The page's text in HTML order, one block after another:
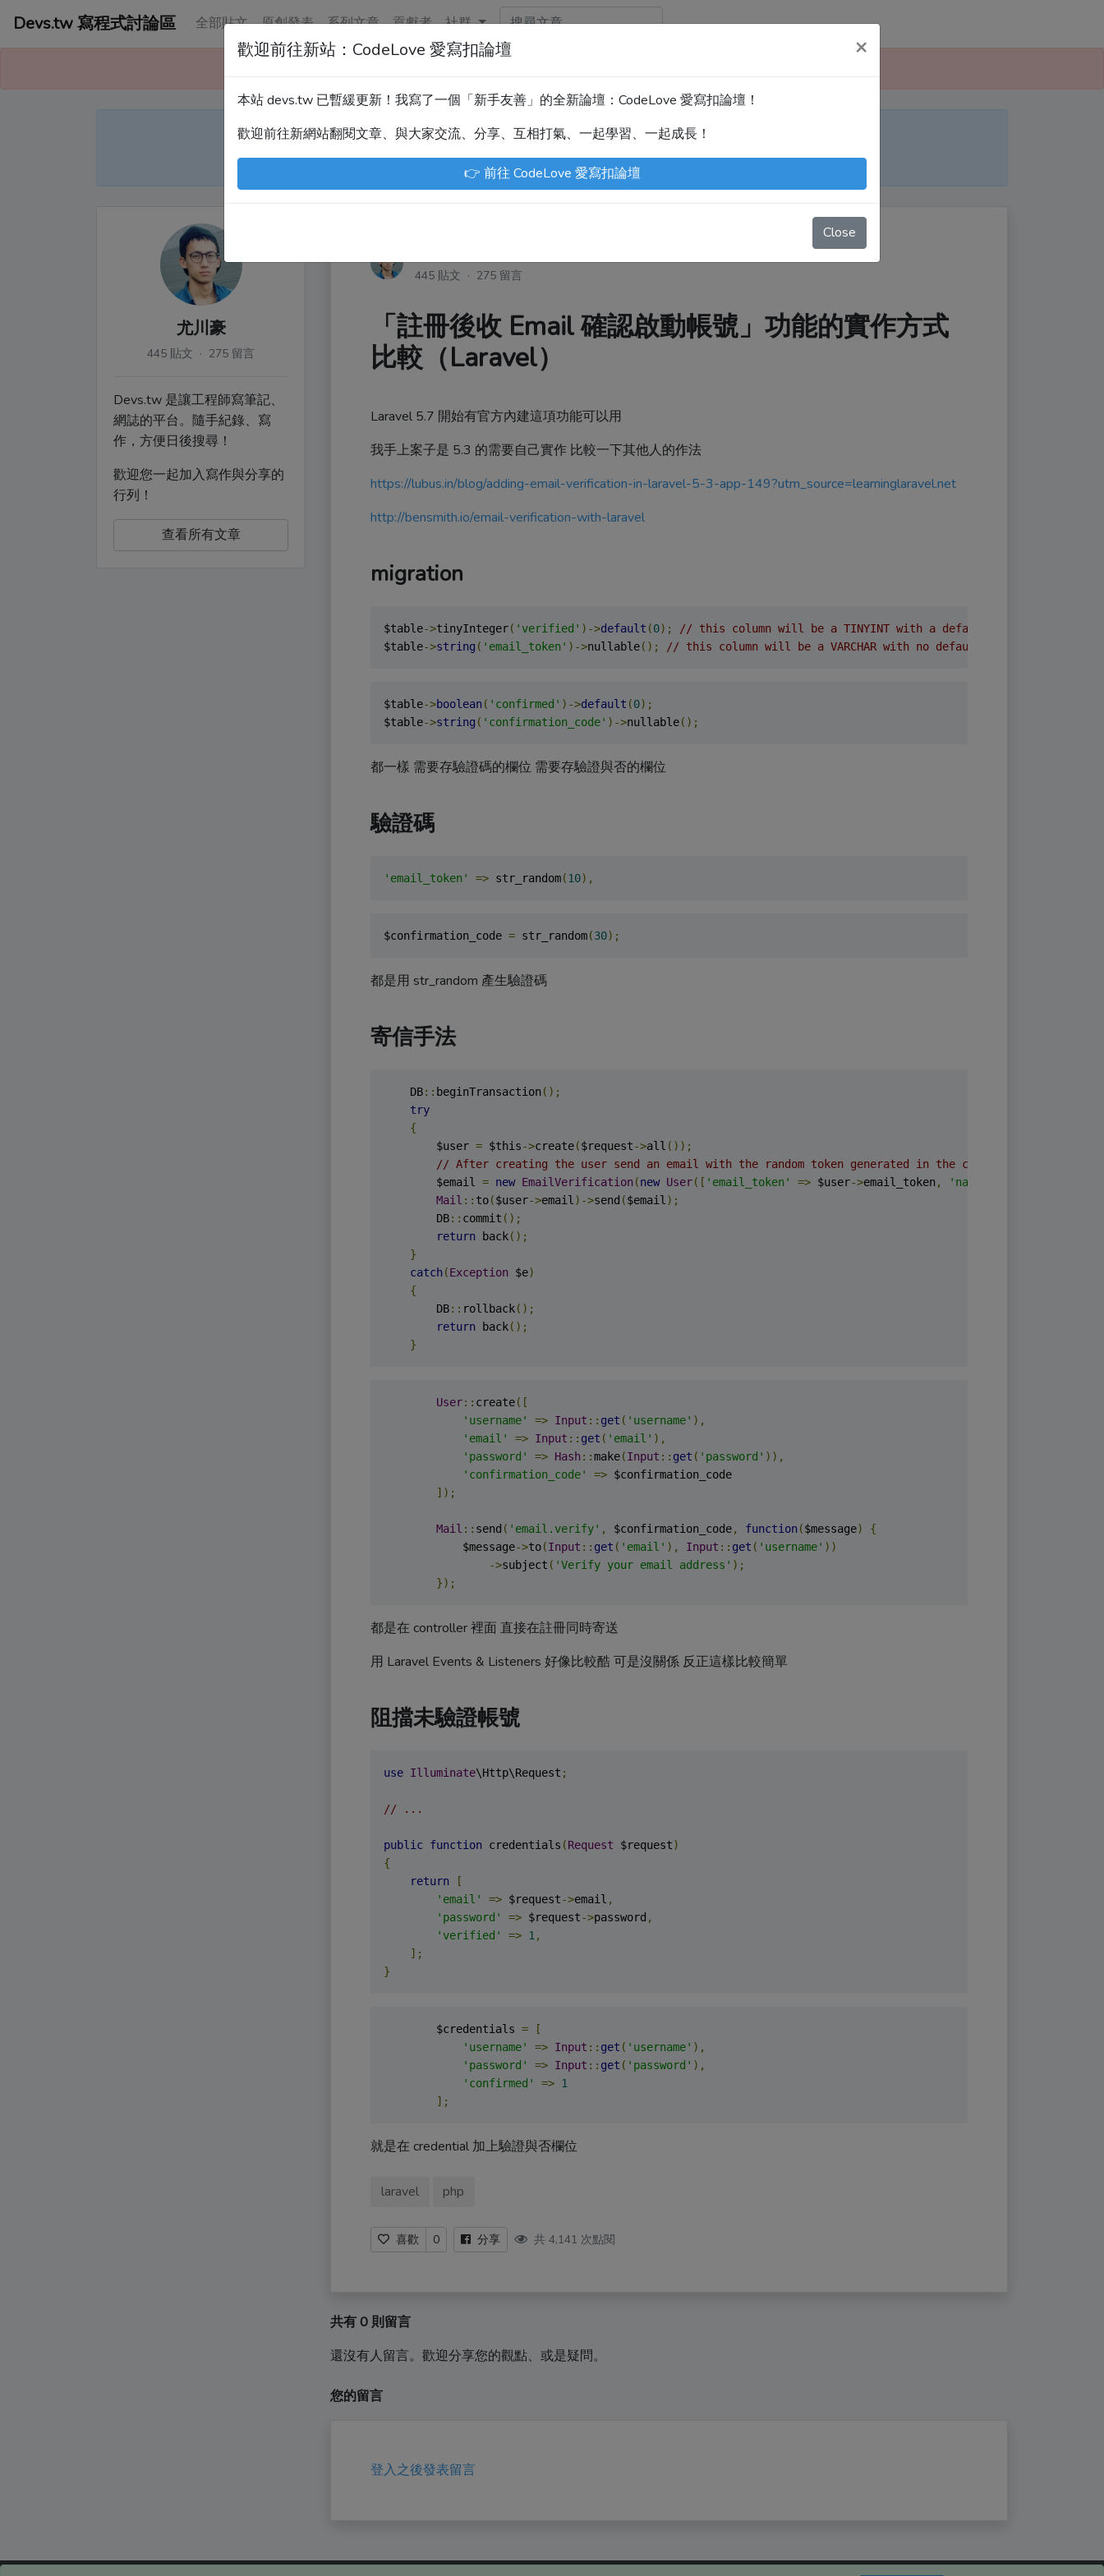
Devs.tw 寫程式討論區 全部貼文 原創發表 系列文章 貢獻者 社群
Devs.tw 是讓工程師寫筆記、網誌的平台。歡迎您隨手紀錄、寫作，方便日後搜尋！
尤川豪
Enoxs chenjenping Kevin Hou JuenTingShie
445 貼文 · 275 留言
「註冊後收 Email 確認啟動帳號」功能的實作方式
比較（Laravel）
Laravel 5.7 開始有官方內建這項功能可以用
我手上案子是 5.3 的需要自己實作 比較一下其他人的作法
https://lubus.in/blog/adding-email-verification-in-laravel-5-3-app-149?utm_source=learninglaravel.net
http://bensmith.io/email-verification-with-laravel
migration
$table->tinyInteger( 'verified' )->default (0);
// this column will be a TINYINT with a default value of 0 ,
$table->string ( 'email_token' )->nullable(); // this column will be a VARCHAR with no default value and will also
$table->boolean ( 'confirmed' )->default (0);
$table->string ( 'confirmation_code' )->nullable();
都一樣 需要存驗證碼的欄位 需要存驗證與否的欄位
驗證碼
'email_token' => str_random(10),
$confirmation_code = str_random(30);
都是用 str_random 產生驗證碼
寄信手法
    DB
:: beginTransaction ();
try
{
        $user
= $this->create($request->all ());
// After creating the user send an email with the random token generated in the create method above
        $email
= new EmailVerification (new User([ 'email_token' => $user->email_token , 'name'
Mail :: to($user->email )->send ($email );
        DB
:: commit ();
return back();
}
catch (Exception $e)
{
        DB
:: rollback();
return back();
}
User:: create([
'username'
=> Input :: get ( 'username' ),
'email'
=> Input :: get ( 'email' ),
'password'
=> Hash ::make(Input :: get ( 'password' )),
'confirmation_code'
=> $confirmation_code
]);
Mail :: send ( 'email.verify' , $confirmation_code, function ($message)
{
            $message
->to(Input :: get ( 'email' ), Input :: get ( 'username' ))
->subject ( 'Verify your email address' );
});
都是在 controller 裡面 直接在註冊同時寄送
用 Laravel Events & Listeners 好像比較酷 可是沒關係 反正這樣比較簡單
阻擋未驗證帳號
use Illuminate\Http\Request ;
// ...
public function credentials (Request $request)
{
return
[
'email'
=> $request->email ,
'password'
=> $request->password ,
'verified'
=> 1 ,
];
}
        $credentials
=
[
'username'
=> Input :: get ( 'username' ),
'password'
=> Input :: get ( 'password' ),
'confirmed'
=> 1
];
就是在 credential 加上驗證與否欄位
laravel php
喜歡 0 分享 共 4,141 次點閱
共有 0 則留言
還沒有人留言。歡迎分享您的觀點、或是疑問。
您的留言
登入之後發表留言
尤川豪
445 貼文 · 275 留言
Devs.tw 是讓工程師寫筆記、
網誌的平台。隨手紀錄、寫
作，方便日後搜尋！
歡迎您一起加入寫作與分享的
行列！
查看所有文章
歡迎前往新站：CodeLove 愛寫扣論壇 ×
本站 devs.tw 已暫緩更新！我寫了一個「新手友善」的全新論壇：CodeLove 愛寫扣論壇！
歡迎前往新網站翻閱文章、與大家交流、分享、互相打氣、一起學習、一起成長！
👉 前往 CodeLove 愛寫扣論壇
Close